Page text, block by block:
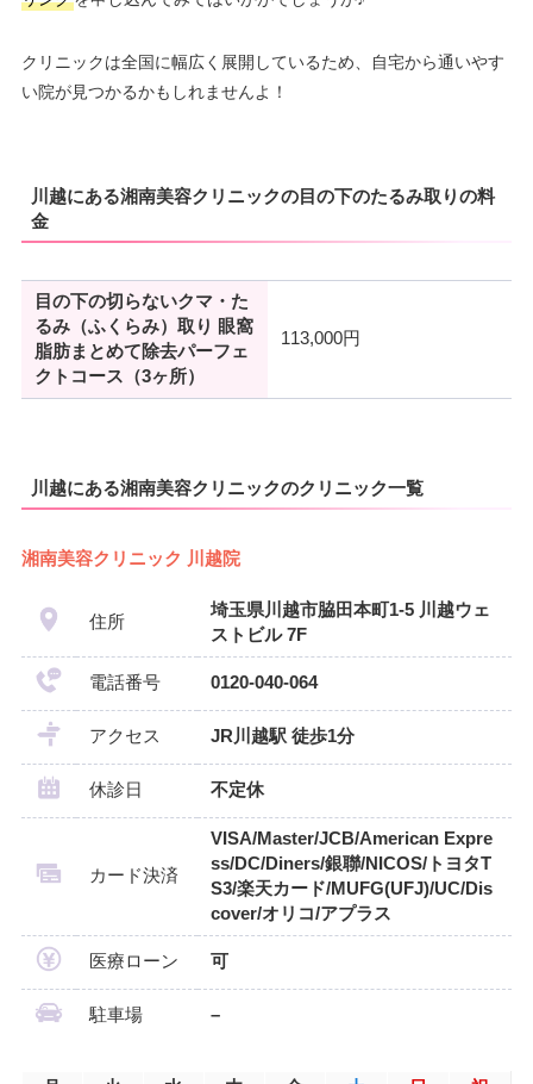
クリニックは全国に幅広く展開しているため、自宅から通いやす
い院が見つかるかもしれませんよ！
川越にある湘南美容クリニックの目の下のたるみ取りの料
金
目の下の切らないクマ・た
るみ（ふくらみ）取り 眼窩
脂肪まとめて除去パーフェ
クトコース（3ヶ所）
113,000円
川越にある湘南美容クリニックのクリニック一覧
湘南美容クリニック 川越院
住所
埼玉県川越市脇田本町1-5 川越ウェ
ストビル 7F
電話番号 0120-040-064
アクセス JR川越駅 徒歩1分
休診日 不定休
カード決済
VISA/Master/JCB/American Expre
ss/DC/Diners/銀聯/NICOS/トヨタT
S3/楽天カード/MUFG(UFJ)/UC/Dis
cover/オリコ/アプラス
医療ローン 可
駐車場 –